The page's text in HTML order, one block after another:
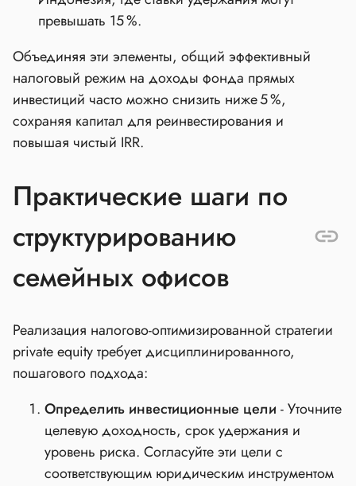
превышать 15 %.
Объединяя эти элементы, общий эффективный
налоговый режим на доходы фонда прямых
инвестиций часто можно снизить ниже 5 %,
сохраняя капитал для реинвестирования и
повышая чистый IRR.
Практические шаги по
структурированию
семейных офисов
Реализация налогово‑оптимизированной стратегии
private equity требует дисциплинированного,
пошагового подхода:
Определить инвестиционные цели - Уточните
целевую доходность, срок удержания и
уровень риска. Согласуйте эти цели с
соответствующим юридическим инструментом